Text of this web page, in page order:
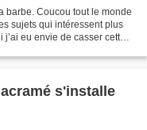
barbe. Coucou tout le monde
sujets qui intéressent plus
j’ai eu envie de casser cette
s'installe